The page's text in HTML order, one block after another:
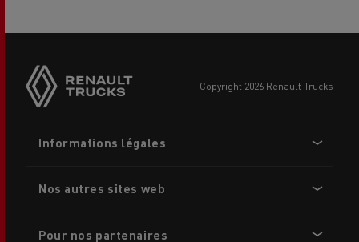
buttons
copyright 2026 Renault Trucks
menu
Informations légales
Nos autres sites web
Pour nos partenaires